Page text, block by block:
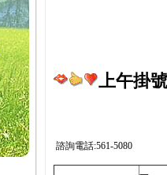
上午掛
諮詢電話:561-5080